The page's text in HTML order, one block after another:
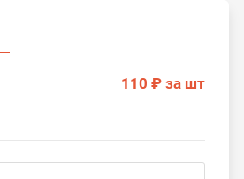
110 ₽ за шт